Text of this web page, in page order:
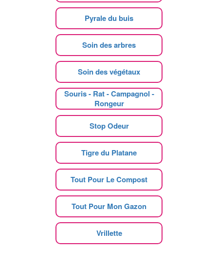
Pyrale du buis
Soin des arbres
Soin des végétaux
Souris - Rat - Campagnol -
Rongeur
Stop Odeur
Tigre du Platane
Tout Pour Le Compost
Tout Pour Mon Gazon
Vrillette